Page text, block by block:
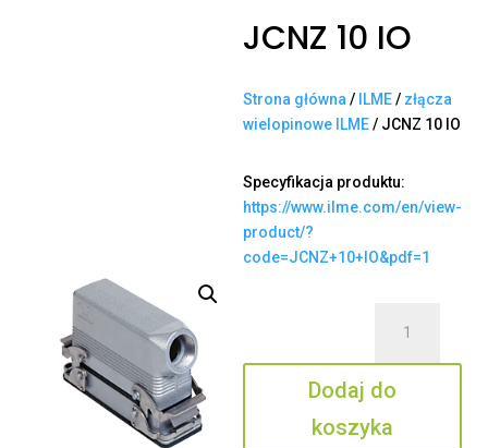
JCNZ 10 IO
Strona główna / ILME/ złącza
wielopinowe ILME/ JCNZ 10 IO
Specyfikacja produktu:
https://www.ilme.com/en/view-
product/?
code=JCNZ+10+IO&pdf=1
JCNZ
10
IO
Dodaj do
koszyka